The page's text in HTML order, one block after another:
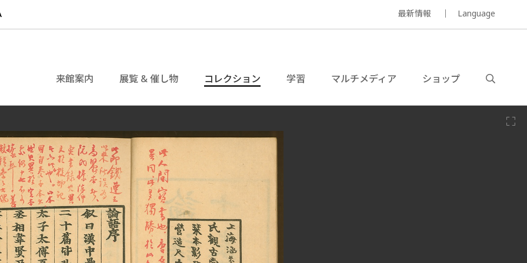
最新情報 Language
来館案内 展覧 & 催し物 コレクション 学習 マルチメディア ショップ